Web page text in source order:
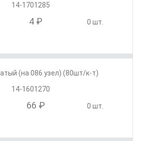
14-1701285
4 ₽ 0 шт.
(на 086 узел) (80шт/к-т)
14-1601270
66 ₽ 0 шт.